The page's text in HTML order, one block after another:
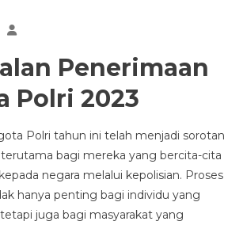
Penerimaan
Polri 2023
Polri tahun ini telah menjadi sorotan
bagi mereka yang bercita-cita
negara melalui kepolisian. Proses
hanya penting bagi individu yang
juga bagi masyarakat yang